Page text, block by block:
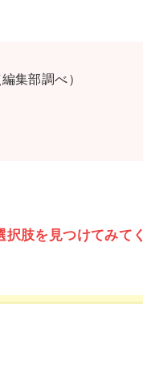
集部調べ）
肢を見つけてみて